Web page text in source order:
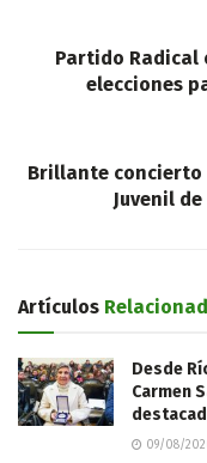
Partido Radical
elecciones
Brillante
Juvenil
Artículos
Desde
Carmen
09/08/